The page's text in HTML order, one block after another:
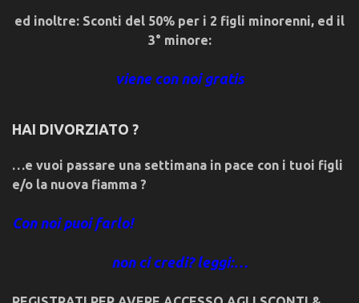
ed inoltre: Sconti del 50% per i 2 figli minorenni, ed il
3° minore:
viene con noi gratis
HAI DIVORZIATO ?
…e vuoi passare una settimana in pace con i tuoi figli
e/o la nuova fiamma ?
Con noi puoi farlo!
non ci credi? leggi:…